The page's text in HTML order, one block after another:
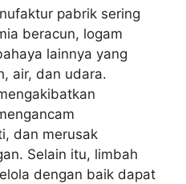
pabrik sering
beracun, logam
lainnya yang
air, dan udara.
dan merusak
Selain itu, limbah
dengan baik dapat